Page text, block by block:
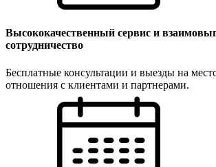
Высококачественный сервис и
сотрудничество
Бесплатные консультации и выезды на
отношения с клиентами и партнерами.